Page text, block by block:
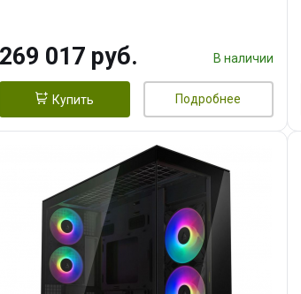
256bit 3xDP HD/ 512 ГБ SSD)
269 017 руб. В наличии
Купить Подробнее